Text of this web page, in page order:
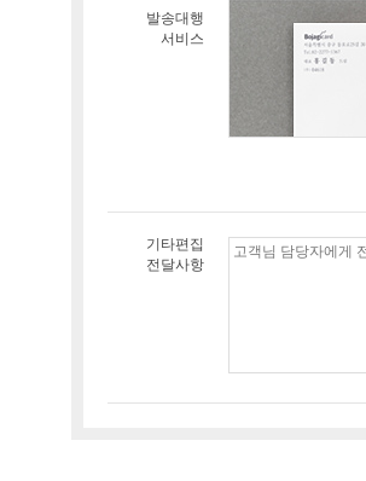
발송대행
서비스
기타편집
전달사항